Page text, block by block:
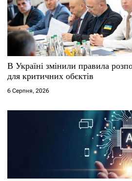
В Україні змінили правила
для критичних обєктів
6 Серпня, 2026